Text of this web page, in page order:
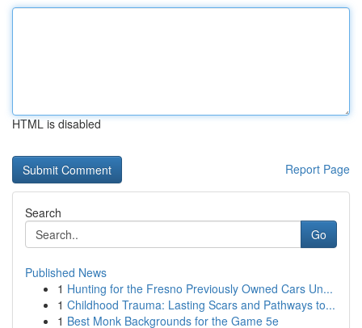
HTML is disabled
Report Page
Search
Go
Published News
1 Hunting for the Fresno Previously Owned Cars Un...
1 Childhood Trauma: Lasting Scars and Pathways to...
1 Best Monk Backgrounds for the Game 5e